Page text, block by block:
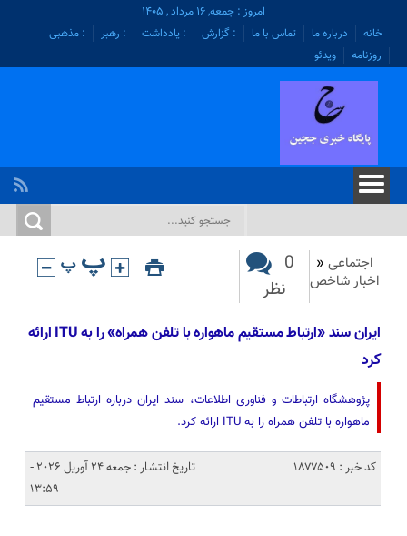
امروز : جمعه, ۱۶ مرداد , ۱۴۰۵
خانه
درباره ما تماس با ما : گزارش : یادداشت : رهبر
: مذهبی
روزنامه
ویدئو
اجتماعی «
اخبار شاخص
0
نظر
ایران سند «ارتباط مستقیم ماهواره با تلفن همراه» را به ITU ارائه
کرد
پژوهشگاه ارتباطات و فناوری اطلاعات، سند ایران درباره ارتباط مستقیم
ماهواره با تلفن همراه را به ITU ارائه کرد.
کد خبر : 1877509
تاریخ انتشار : جمعه 24 آوریل 2026 -
13:59